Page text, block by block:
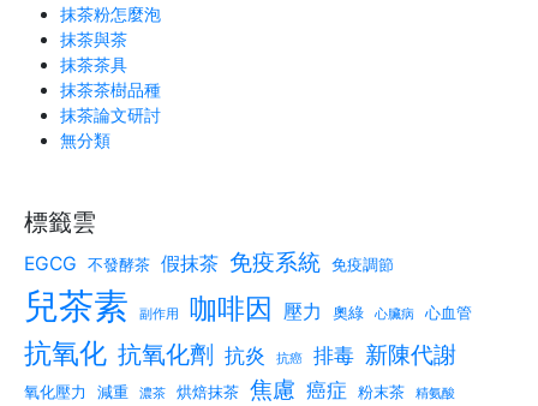
抹茶粉怎麼泡
抹茶與茶
抹茶茶具
抹茶茶樹品種
抹茶論文研討
無分類
標籤雲
EGCG 不發酵茶 假抹茶 免疫系統 免疫調節
兒茶素 副作用 咖啡因 壓力 奧綠 心臟病 心血管
抗氧化 抗氧化劑 抗炎 抗癌 排毒 新陳代謝
氧化壓力 減重 濃茶 烘焙抹茶 焦慮 癌症 粉末茶 精氨酸